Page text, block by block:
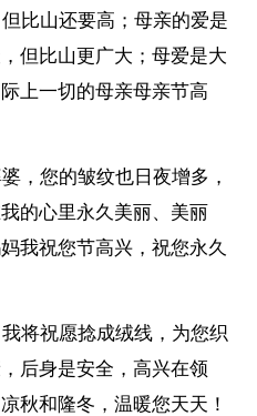
山还要高；母亲的爱是
但比山更广大；母爱是大
上一切的母亲母亲节高
您的皱纹也日夜增多，
的心里永久美丽、美丽
我祝您节高兴，祝您永久
祝愿捻成绒线，为您织
后身是安全，高兴在领
秋和隆冬，温暖您天天！